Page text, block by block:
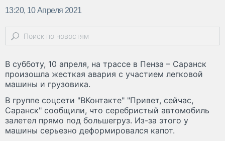
13:20, 10 Апреля 2021
В субботу, 10 апреля, на трассе в Пенза – Саранск
произошла жесткая авария с участием легковой
машины и грузовика.
В группе соцсети "ВКонтакте" "Привет, сейчас,
Саранск" сообщили, что серебристый автомобиль
залетел прямо под большегруз. Из-за этого у
машины серьезно деформировался капот.